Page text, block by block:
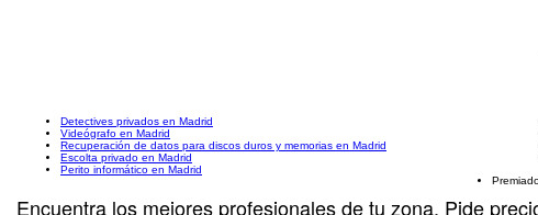
Detectives privados en Madrid
Videógrafo en Madrid
Recuperación de datos para discos duros y memorias en Madrid
Escolta privado en Madrid
Perito informático en Madrid
Encuentra los mejores profesionales de tu zona. Pide